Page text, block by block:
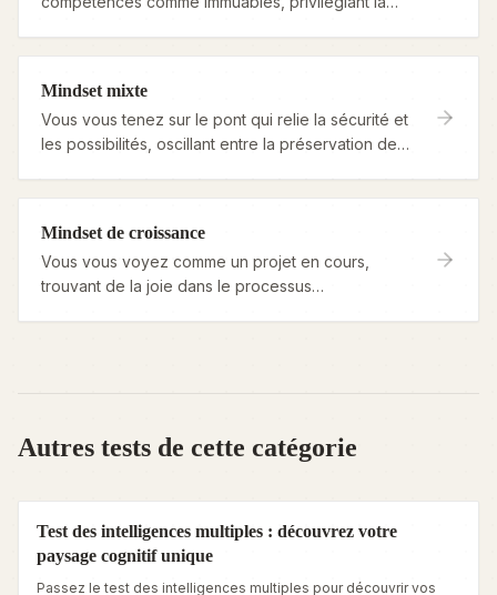
Mindset mixte
Vous vous tenez sur le pont qui relie la sécurité et
les possibilités, oscillant entre la préservation de
Mindset de croissance
Vous vous voyez comme un projet en cours,
trouvant de la joie dans le processus
Autres tests de cette catégorie
Test des intelligences multiples : découvrez votre
paysage cognitif unique
Passez le test des intelligences multiples pour découvrir vos